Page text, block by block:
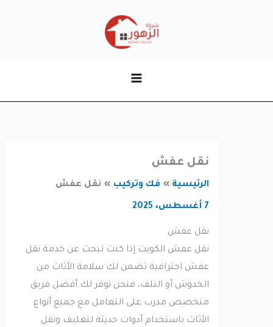
نقل عفش
الرئيسية فك وتركيب نقل عفش
نقل عفش
نقل عفش الكويت إذا كنت تبحث عن خدمة نقل
عفش احترافية تضمن لك سلامة الأثاث من
الخدوش أو التلف، فنحن نوفر لك أفضل فريق
متخصص مدرب على التعامل مع جميع أنواع
الأثاث باستخدام أدوات حديثة لتغليف ونقل